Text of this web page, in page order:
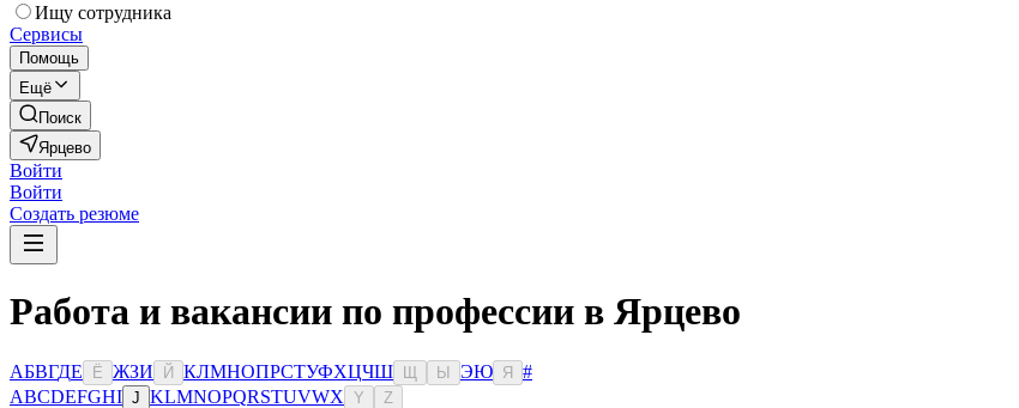
Ищу сотрудника
Сервисы
Помощь
Ещё
Поиск
Ярцево
Войти
Войти
Создать резюме
Работа и вакансии по профессии в Ярцево
АБВГДЕ Ё ЖЗИ Й КЛМНОПРСТУФХЦЧШ Ы ЭЮ Я
#
ABCDEFGHI J KLMNOPQRSTUVWX Y Z